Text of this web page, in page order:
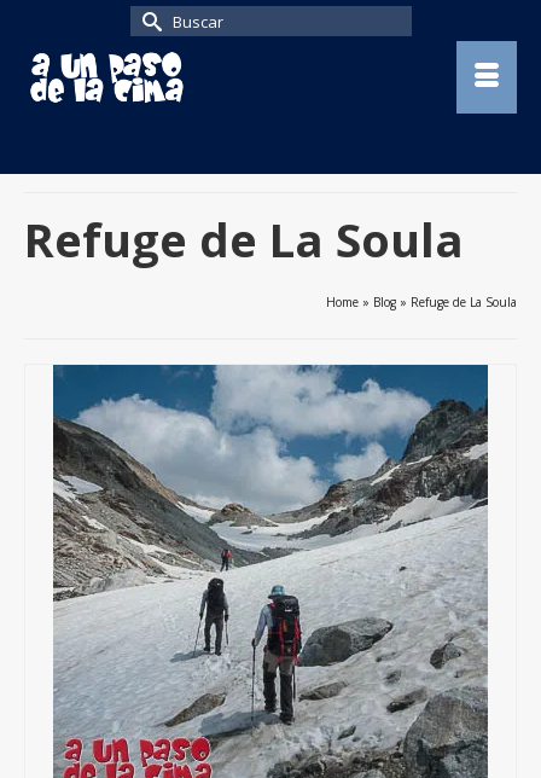
Buscar
por:
Refuge de La Soula
Home » Blog » Refuge de La Soula